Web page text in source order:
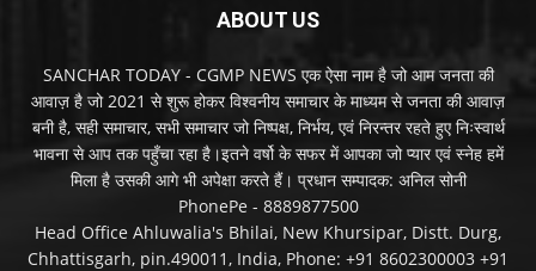
ABOUT US
SANCHAR TODAY - CGMP NEWS एक ऐसा नाम है जो आम जनता की
आवाज़ है जो 2021 से शुरू होकर विश्वनीय समाचार के माध्यम से जनता की आवाज़
बनी है, सही समाचार, सभी समाचार जो निष्पक्ष, निर्भय, एवं निरन्तर रहते हुए निःस्वार्थ
भावना से आप तक पहुँचा रहा है।इतने वर्षो के सफर में आपका जो प्यार एवं स्नेह हमें
मिला है उसकी आगे भी अपेक्षा करते हैं। प्रधान सम्पादक: अनिल सोनी
PhonePe - 8889877500
Head Office Ahluwalia's Bhilai, New Khursipar, Distt. Durg,
Chhattisgarh, pin.490011, India, Phone: +91 8602300003 +91